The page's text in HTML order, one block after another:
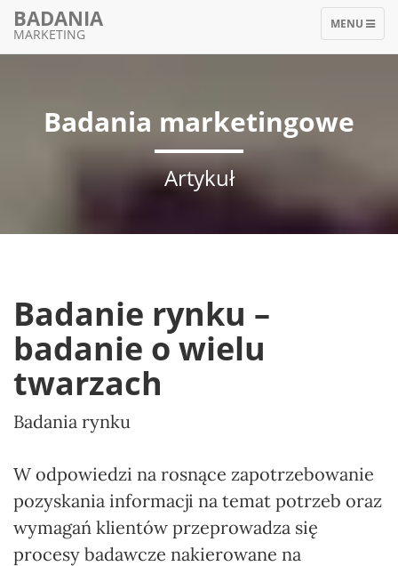
TOGGLE
NAVIGATION
MENU
BADANIA
MARKETING
Badania marketingowe
Artykuł
Badanie rynku –
badanie o wielu
twarzach
Badania rynku
W odpowiedzi na rosnące zapotrzebowanie
pozyskania informacji na temat potrzeb oraz
wymagań klientów przeprowadza się
procesy badawcze nakierowane na